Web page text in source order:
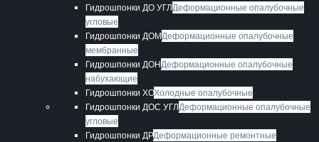
Гидрошпонки ДО УГЛДеформационные опалубочные
угловые
Гидрошпонки ДОМДеформационные опалубочные
мембранные
Гидрошпонки ДОНДеформационные опалубочные
набухающие
Гидрошпонки ХОХолодные опалубочные
Гидрошпонки ДОС УГЛДеформационные опалубочные
угловые
Гидрошпонки ДРДеформационные ремонтные